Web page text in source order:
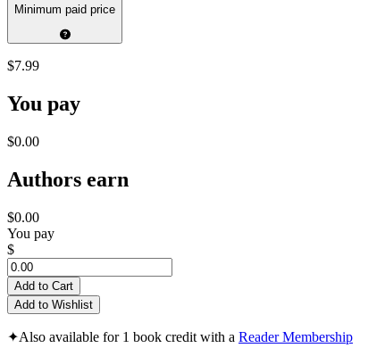
Minimum paid price
$7.99
You pay
$0.00
Authors earn
$0.00
You pay
$
Add to Cart
Add to Wishlist
✦Also available for 1 book credit with a Reader Membership